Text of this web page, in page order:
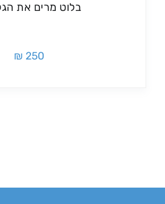
בלוט מרים את
250 ₪